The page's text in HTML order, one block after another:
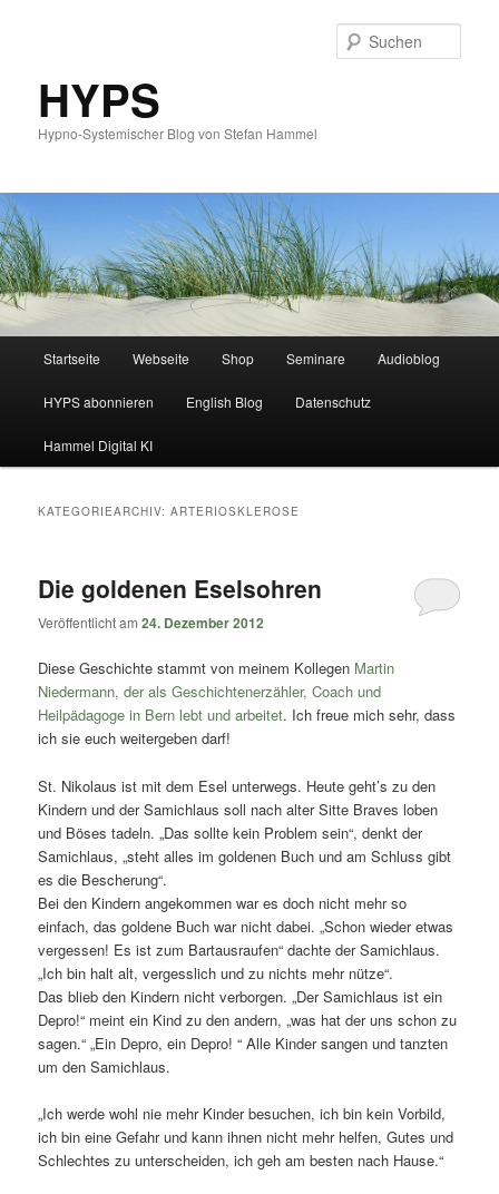
HYPS
Hypno-Systemischer Blog von Stefan Hammel
Zum
primären
Inhalt
springen
Zum
sekundären
Inhalt
springen
Startseite Webseite Shop Seminare Audioblog
HYPS abonnieren English Blog Datenschutz
Hammel Digital KI
KATEGORIEARCHIV:ARTERIOSKLEROSE
Die goldenen Eselsohren
Veröffentlicht am24. Dezember 2012
Diese Geschichte stammt von meinem Kollegen Martin
Niedermann, der als Geschichtenerzähler, Coach und
Heilpädagoge in Bern lebt und arbeitet. Ich freue mich sehr, dass
ich sie euch weitergeben darf!
St. Nikolaus ist mit dem Esel unterwegs. Heute geht’s zu den
Kindern und der Samichlaus soll nach alter Sitte Braves loben
und Böses tadeln. „Das sollte kein Problem sein“, denkt der
Samichlaus, „steht alles im goldenen Buch und am Schluss gibt
es die Bescherung“.
Bei den Kindern angekommen war es doch nicht mehr so
einfach, das goldene Buch war nicht dabei. „Schon wieder etwas
vergessen! Es ist zum Bartausraufen“ dachte der Samichlaus.
„Ich bin halt alt, vergesslich und zu nichts mehr nütze“.
Das blieb den Kindern nicht verborgen. „Der Samichlaus ist ein
Depro!“ meint ein Kind zu den andern, „was hat der uns schon zu
sagen.“ „Ein Depro, ein Depro! “ Alle Kinder sangen und tanzten
um den Samichlaus.
„Ich werde wohl nie mehr Kinder besuchen, ich bin kein Vorbild,
ich bin eine Gefahr und kann ihnen nicht mehr helfen, Gutes und
Schlechtes zu unterscheiden, ich geh am besten nach Hause.“